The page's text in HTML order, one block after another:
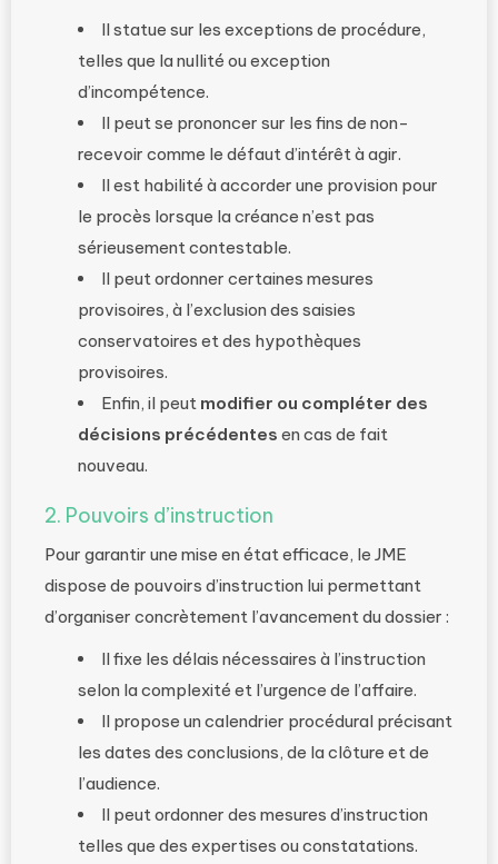
Il statue sur les exceptions de procédure,
telles que la nullité ou exception
d’incompétence.
Il peut se prononcer sur les fins de non-
recevoir comme le défaut d’intérêt à agir.
Il est habilité à accorder une provision pour
le procès lorsque la créance n’est pas
sérieusement contestable.
Il peut ordonner certaines mesures
provisoires, à l’exclusion des saisies
conservatoires et des hypothèques
provisoires.
Enfin, il peut modifier ou compléter des
décisions précédentes en cas de fait
nouveau.
2. Pouvoirs d’instruction
Pour garantir une mise en état efficace, le JME
dispose de pouvoirs d’instruction lui permettant
d’organiser concrètement l’avancement du dossier :
Il fixe les délais nécessaires à l’instruction
selon la complexité et l’urgence de l’affaire.
Il propose un calendrier procédural précisant
les dates des conclusions, de la clôture et de
l’audience.
Il peut ordonner des mesures d’instruction
telles que des expertises ou constatations.